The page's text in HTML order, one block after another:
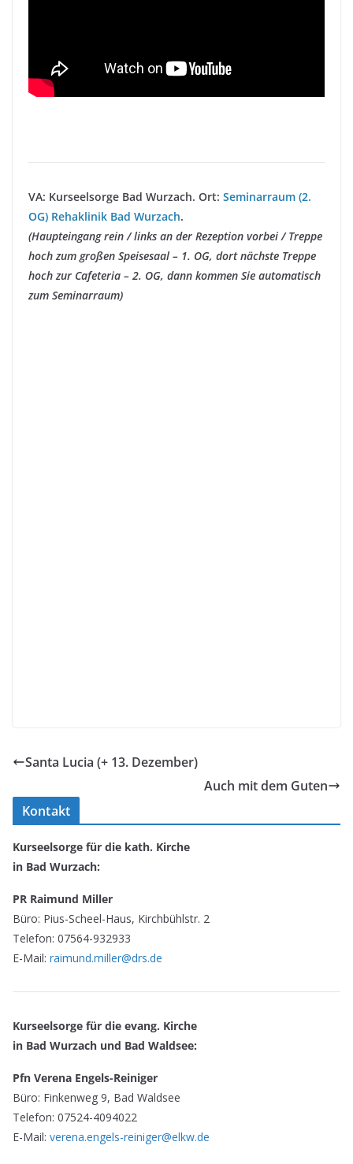
VA: Kurseelsorge Bad Wurzach. Ort: Seminarraum (2.
OG) Rehaklinik Bad Wurzach.
(Haupteingang rein / links an der Rezeption vorbei / Treppe
hoch zum großen Speisesaal – 1. OG, dort nächste Treppe
hoch zur Cafeteria – 2. OG, dann kommen Sie automatisch
zum Seminarraum)
Santa Lucia (+ 13. Dezember)
Auch mit dem Guten
Kontakt
Kurseelsorge für die kath. Kirche
in Bad Wurzach:
PR Raimund Miller
Büro: Pius-Scheel-Haus, Kirchbühlstr. 2
Telefon: 07564-932933
E-Mail: raimund.miller@drs.de
Kurseelsorge für die evang. Kirche
in Bad Wurzach und Bad Waldsee:
Pfn Verena Engels-Reiniger
Büro: Finkenweg 9, Bad Waldsee
Telefon: 07524-4094022
E-Mail: verena.engels-reiniger@elkw.de